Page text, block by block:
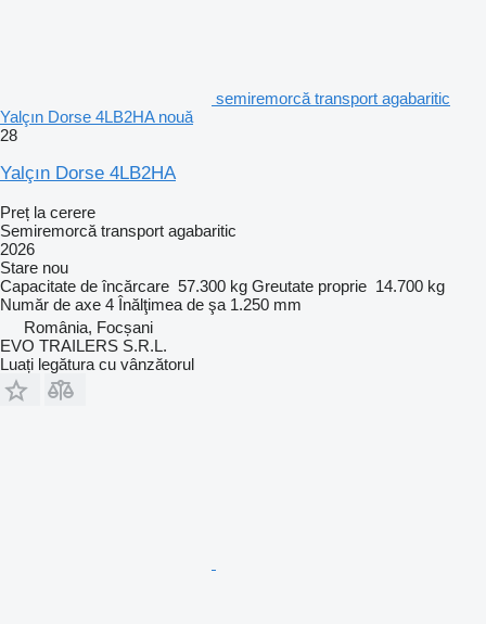
semiremorcă transport agabaritic
Yalçın Dorse 4LB2HA nouă
28
Yalçın Dorse 4LB2HA
Preț la cerere
Semiremorcă transport agabaritic
2026
Stare nou
Capacitate de încărcare 57.300 kg Greutate proprie 14.700 kg
Număr de axe 4 Înălţimea de şa 1.250 mm
România, Focșani
EVO TRAILERS S.R.L.
Luați legătura cu vânzătorul